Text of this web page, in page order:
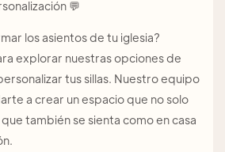
💬
los asientos de tu iglesia?
explorar nuestras opciones de
tus sillas. Nuestro equipo
a crear un espacio que no solo
también se sienta como en casa